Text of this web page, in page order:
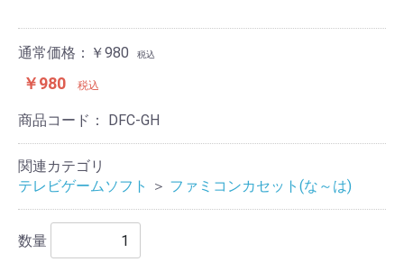
通常価格：￥980 税込
￥980 税込
商品コード： DFC-GH
関連カテゴリ
テレビゲームソフト
＞ ファミコンカセット(な～は)
数量